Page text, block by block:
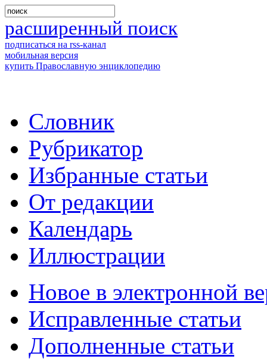
расширенный поиск
подписаться на rss-канал
мобильная версия
купить Православную энциклопедию
Словник
Рубрикатор
Избранные статьи
От редакции
Календарь
Иллюстрации
Новое в электронной
Исправленные статьи
Дополненные статьи